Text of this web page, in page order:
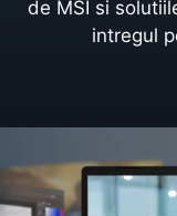
de MSI si
intregul